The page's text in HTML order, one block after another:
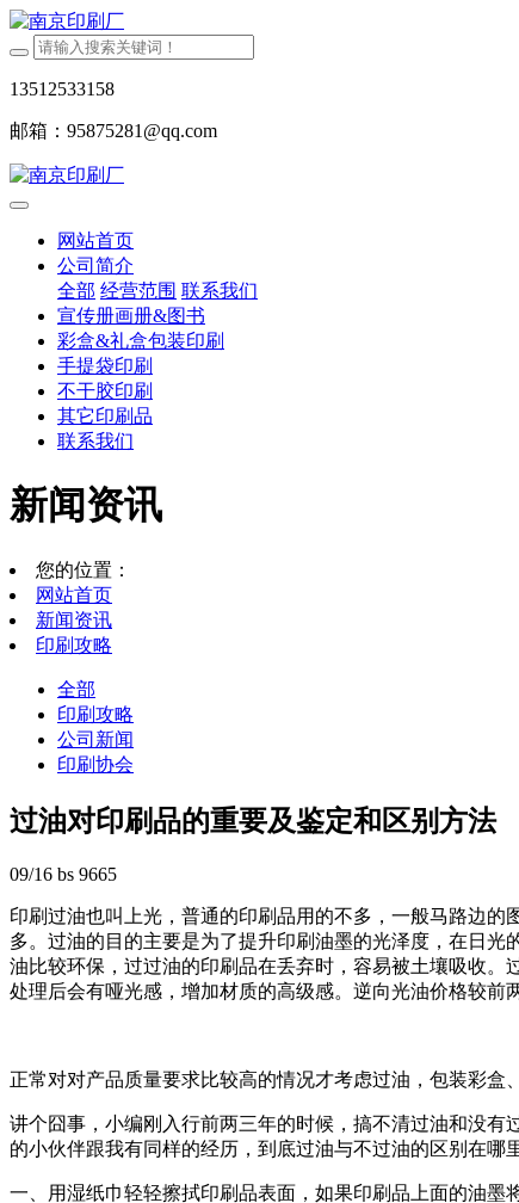
13512533158
邮箱：95875281@qq.com
网站首页
公司简介
全部 经营范围 联系我们
宣传册画册&图书
彩盒&礼盒包装印刷
手提袋印刷
不干胶印刷
其它印刷品
联系我们
新闻资讯
您的位置：
网站首页
新闻资讯
印刷攻略
全部
印刷攻略
公司新闻
印刷协会
过油对印刷品的重要及鉴定和区别方法
09/16 bs 9665
印刷过油也叫上光，普通的印刷品用的不多，一般马路边
多。过油的目的主要是为了提升印刷油墨的光泽度，在日
油比较环保，过过油的印刷品在丢弃时，容易被土壤吸收
处理后会有哑光感，增加材质的高级感。逆向光油价格较前
正常对对产品质量要求比较高的情况才考虑过油，包装彩盒
讲个囧事，小编刚入行前两三年的时候，搞不清过油和没
的小伙伴跟我有同样的经历，到底过油与不过油的区别在
一、用湿纸巾轻轻擦拭印刷品表面，如果印刷品上面的油墨